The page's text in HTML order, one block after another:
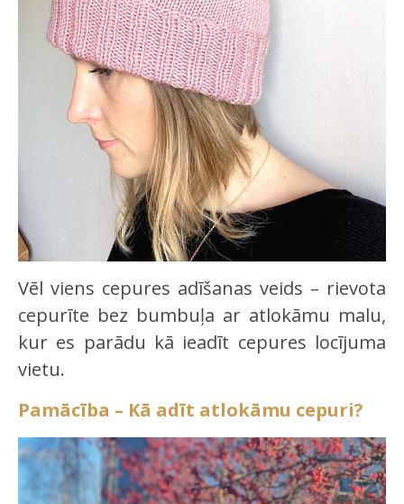
Vēl viens cepures adīšanas veids – rievota
cepurīte bez bumbuļa ar atlokāmu malu,
kur es parādu kā ieadīt cepures locījuma
vietu.
Pamācība – Kā adīt atlokāmu cepuri?